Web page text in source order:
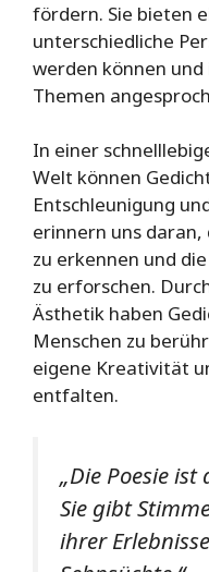
fördern. Sie bieten
unterschiedliche
werden können
Themen
In einer
Welt können
Entschleunigung
erinnern uns daran,
zu erkennen und
zu erforschen.
Ästhetik haben
Menschen zu
eigene Kreativität
entfalten.
„Die Poesie
Sie gibt
ihrer